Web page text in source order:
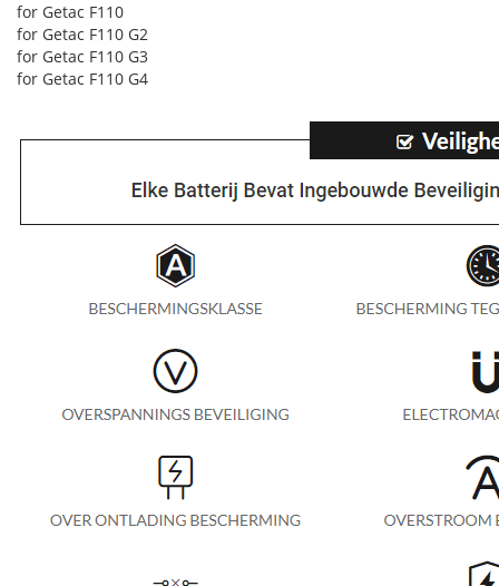
for Getac F110
for Getac F110 G2
for Getac F110 G3
for Getac F110 G4